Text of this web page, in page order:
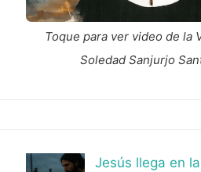
Toque para ver video de la
Soledad Sanjurjo
Jesús llega en